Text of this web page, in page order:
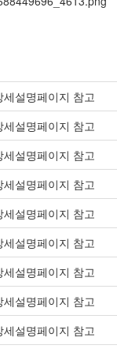
세설명페이지 참고
세설명페이지 참고
세설명페이지 참고
세설명페이지 참고
세설명페이지 참고
세설명페이지 참고
세설명페이지 참고
세설명페이지 참고
세설명페이지 참고